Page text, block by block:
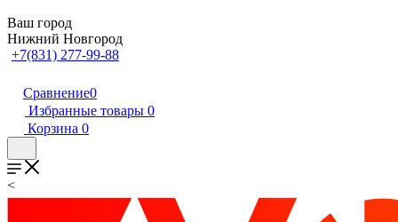
Ваш город
Нижний Новгород
+7(831) 277-99-88
Сравнение0
Избранные товары 0
Корзина 0
<